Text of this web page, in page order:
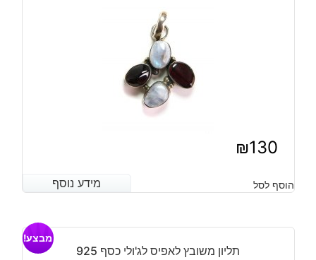
₪130
מידע נוסף הוסף לסל מידע נוסף
תליון משובץ לאפיס לג'ולי כסף 925
מבצע!